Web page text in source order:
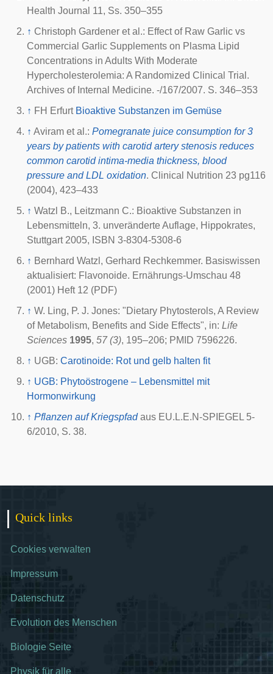
Health Journal 11, Ss. 350–355
↑ Christoph Gardener et al.: Effect of Raw Garlic vs
Commercial Garlic Supplements on Plasma Lipid
Concentrations in Adults With Moderate
Hypercholesterolemia: A Randomized Clinical Trial.
Archives of Internal Medicine. -/167/2007. S. 346–353
↑ FH Erfurt Bioaktive Substanzen im Gemüse
↑ Aviram et al.: Pomegranate juice consumption for 3
years by patients with carotid artery stenosis reduces
common carotid intima-media thickness, blood
pressure and LDL oxidation. Clinical Nutrition 23 pg116
(2004), 423–433
↑ Watzl B., Leitzmann C.: Bioaktive Substanzen in
Lebensmitteln, 3. unveränderte Auflage, Hippokrates,
Stuttgart 2005, ISBN 3-8304-5308-6
↑ Bernhard Watzl, Gerhard Rechkemmer. Basiswissen
aktualisiert: Flavonoide. Ernährungs-Umschau 48
(2001) Heft 12 (PDF)
↑ W. Ling, P. J. Jones: "Dietary Phytosterols, A Review
of Metabolism, Benefits and Side Effects", in: Life
Sciences 1995, 57 (3), 195–206; PMID 7596226.
↑ UGB: Carotinoide: Rot und gelb halten fit
↑ UGB: Phytoöstrogene – Lebensmittel mit
Hormonwirkung
↑ Pflanzen auf Kriegspfadaus EU.L.E.N-SPIEGEL 5-
6/2010, S. 38.
Quick links
Cookies verwalten
Impressum
Datenschutz
Evolution des Menschen
Biologie Seite
Physik für alle